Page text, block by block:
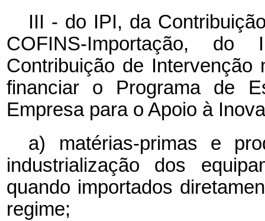
III - do IPI, da
COFINS-Importação,
Contribuição de
financiar o Programa de
Empresa para o Apoio à
a) matérias-primas e
industrialização dos
quando importados
regime;